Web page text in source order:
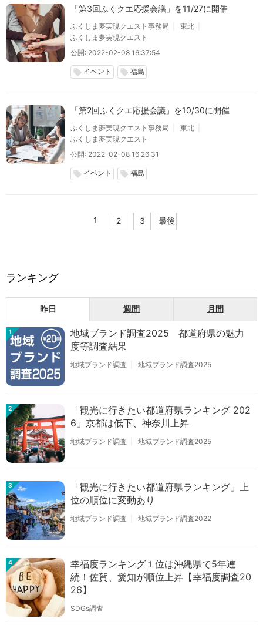
「第3回ふくクエ応援会議」を11/27に開催
ふくしま夢実現クエスト事務局
東北
ふくしま夢実現クエスト
公開: 2022-02-08 16:37:54
local_offer イベント local_offer 福島
「第2回ふくクエ応援会議」を10/30に開催
ふくしま夢実現クエスト事務局
東北
ふくしま夢実現クエスト
公開: 2022-02-08 16:26:31
local_offer イベント local_offer 福島
1 2 3 最後
ランキング
昨日 週間 月間
1
地域ブランド調査2025 都道府県の魅力
度等調査結果
地域ブランド調査 地域ブランド調査2025
2
「観光に行きたい都道府県ランキング 202
6」京都は低下、神奈川上昇
地域ブランド調査 地域ブランド調査2025
3
「観光に行きたい都道府県ランキング」上
位の順位に変動あり
地域ブランド調査 地域ブランド調査2022
4
幸福度ランキング１位は沖縄県で5年連
続！佐賀、愛知が順位上昇【幸福度調査20
26】
SDGs調査